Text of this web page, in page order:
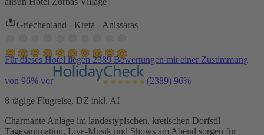
Griechenland - Kreta - Anissaras
Für dieses Hotel liegen 2389 Bewertungen mit einer Zustimmung
von 96% vor (2389) 96%
8-tägige Flugreise, DZ inkl. AI
Charmante Anlage im landestypischen, kretischen Dorfstil
Tagesanimation, Live-Musik und Shows am Abend sorgen für